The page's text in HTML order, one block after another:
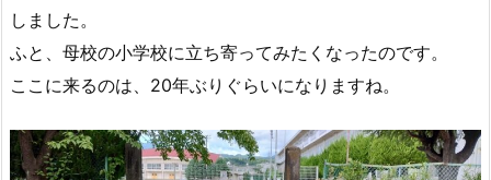
しました。
ふと、母校の小学校に立ち寄ってみたくなったのです。
ここに来るのは、20年ぶりぐらいになりますね。